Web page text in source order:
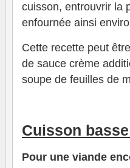
cuisson, entrouvrir la
enfournée ainsi
Cette recette peut
de sauce crème
soupe de feuilles de
Cuisson
Pour une viande